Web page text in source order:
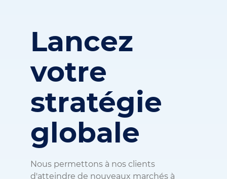
Lancez
votre
stratégie
globale
Nous permettons à nos clients
d'atteindre de nouveaux marchés à